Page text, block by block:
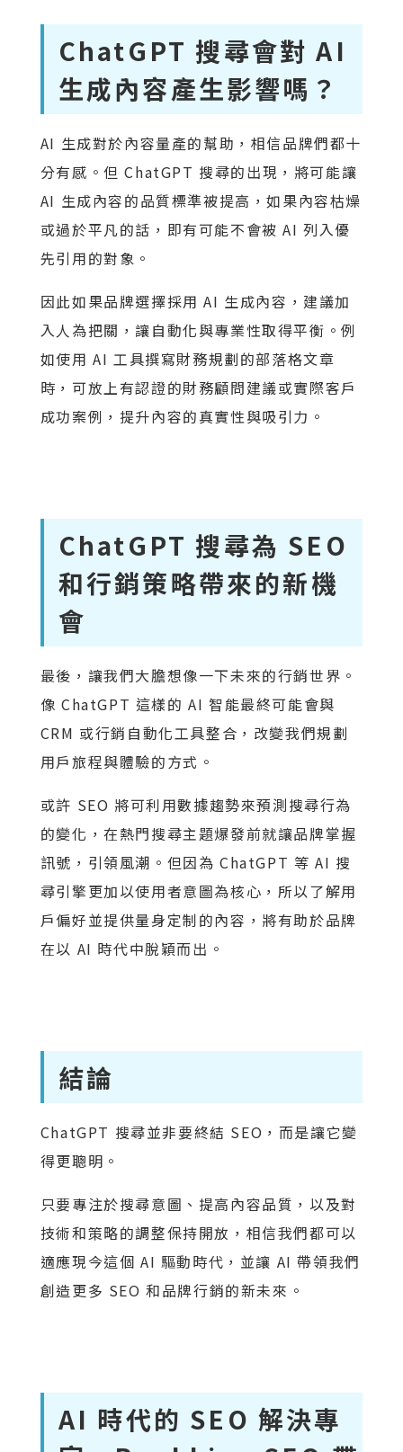
ChatGPT 搜尋會對 AI
生成內容產生影響嗎？
AI 生成對於內容量產的幫助，相信品牌們都十
分有感。但 ChatGPT 搜尋的出現，將可能讓
AI 生成內容的品質標準被提高，如果內容枯燥
或過於平凡的話，即有可能不會被 AI 列入優
先引用的對象。
因此如果品牌選擇採用 AI 生成內容，建議加
入人為把關，讓自動化與專業性取得平衡。例
如使用 AI 工具撰寫財務規劃的部落格文章
時，可放上有認證的財務顧問建議或實際客戶
成功案例，提升內容的真實性與吸引力。
ChatGPT 搜尋為 SEO
和行銷策略帶來的新機
會
最後，讓我們大膽想像一下未來的行銷世界。
像 ChatGPT 這樣的 AI 智能最終可能會與
CRM 或行銷自動化工具整合，改變我們規劃
用戶旅程與體驗的方式。
或許 SEO 將可利用數據趨勢來預測搜尋行為
的變化，在熱門搜尋主題爆發前就讓品牌掌握
訊號，引領風潮。但因為 ChatGPT 等 AI 搜
尋引擎更加以使用者意圖為核心，所以了解用
戶偏好並提供量身定制的內容，將有助於品牌
在以 AI 時代中脫穎而出。
結論
ChatGPT 搜尋並非要終結 SEO，而是讓它變
得更聰明。
只要專注於搜尋意圖、提高內容品質，以及對
技術和策略的調整保持開放，相信我們都可以
適應現今這個 AI 驅動時代，並讓 AI 帶領我們
創造更多 SEO 和品牌行銷的新未來。
AI 時代的 SEO 解決專